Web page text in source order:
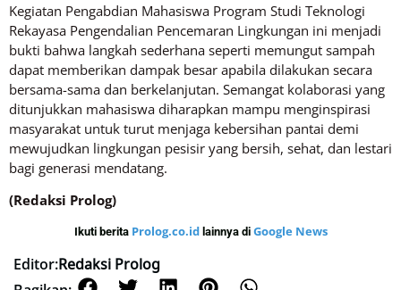
Kegiatan Pengabdian Mahasiswa Program Studi Teknologi
Rekayasa Pengendalian Pencemaran Lingkungan ini menjadi
bukti bahwa langkah sederhana seperti memungut sampah
dapat memberikan dampak besar apabila dilakukan secara
bersama-sama dan berkelanjutan. Semangat kolaborasi yang
ditunjukkan mahasiswa diharapkan mampu menginspirasi
masyarakat untuk turut menjaga kebersihan pantai demi
mewujudkan lingkungan pesisir yang bersih, sehat, dan lestari
bagi generasi mendatang.
(Redaksi Prolog)
Ikuti berita Prolog.co.id lainnya di Google News
Editor:Redaksi Prolog